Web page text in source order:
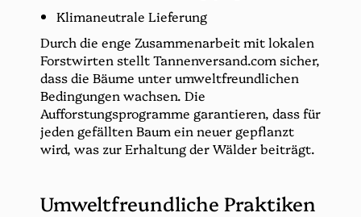
Klimaneutrale Lieferung
Durch die enge Zusammenarbeit mit lokalen
Forstwirten stellt Tannenversand.com sicher,
dass die Bäume unter umweltfreundlichen
Bedingungen wachsen. Die
Aufforstungsprogramme garantieren, dass für
jeden gefällten Baum ein neuer gepflanzt
wird, was zur Erhaltung der Wälder beiträgt.
Umweltfreundliche Praktiken